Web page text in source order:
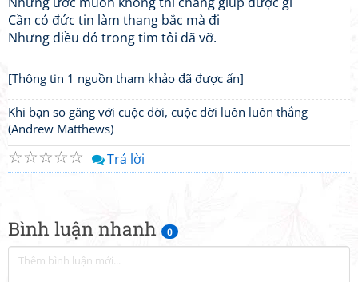
Bình luận nhanh 0
Cần có đức tin làm thang bắc mà đi
Nhưng điều đó trong tim tôi đã vỡ.
[Thông tin 1 nguồn tham khảo đã được ẩn]
Khi bạn so găng với cuộc đời, cuộc đời luôn luôn thắng
(Andrew Matthews)
☆
☆
☆
☆
☆ Trả lời